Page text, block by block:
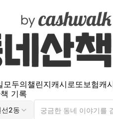
모두의챌린지캐시로또보험캐
기록
선2동